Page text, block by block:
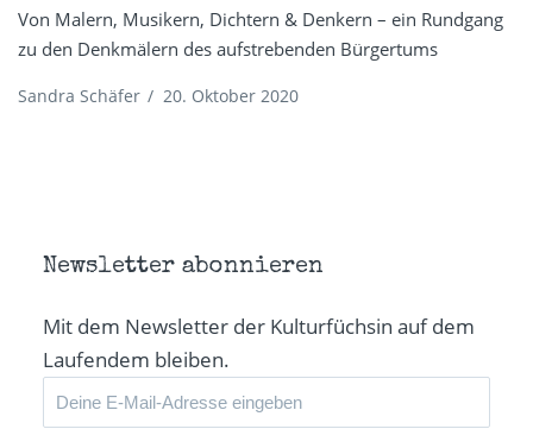
Von Malern, Musikern, Dichtern & Denkern – ein Rundgang
zu den Denkmälern des aufstrebenden Bürgertums
Sandra Schäfer / 20. Oktober 2020
Newsletter abonnieren
Mit dem Newsletter der Kulturfüchsin auf dem
Laufendem bleiben.